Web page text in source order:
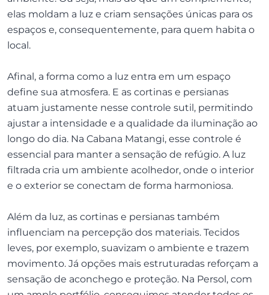
elas moldam a luz e criam sensações únicas para os
espaços e, consequentemente, para quem habita o
local.
Afinal, a forma como a luz entra em um espaço
define sua atmosfera. E as cortinas e persianas
atuam justamente nesse controle sutil, permitindo
ajustar a intensidade e a qualidade da iluminação ao
longo do dia. Na Cabana Matangi, esse controle é
essencial para manter a sensação de refúgio. A luz
filtrada cria um ambiente acolhedor, onde o interior
e o exterior se conectam de forma harmoniosa.
Além da luz, as cortinas e persianas também
influenciam na percepção dos materiais. Tecidos
leves, por exemplo, suavizam o ambiente e trazem
movimento. Já opções mais estruturadas reforçam a
sensação de aconchego e proteção. Na Persol, com